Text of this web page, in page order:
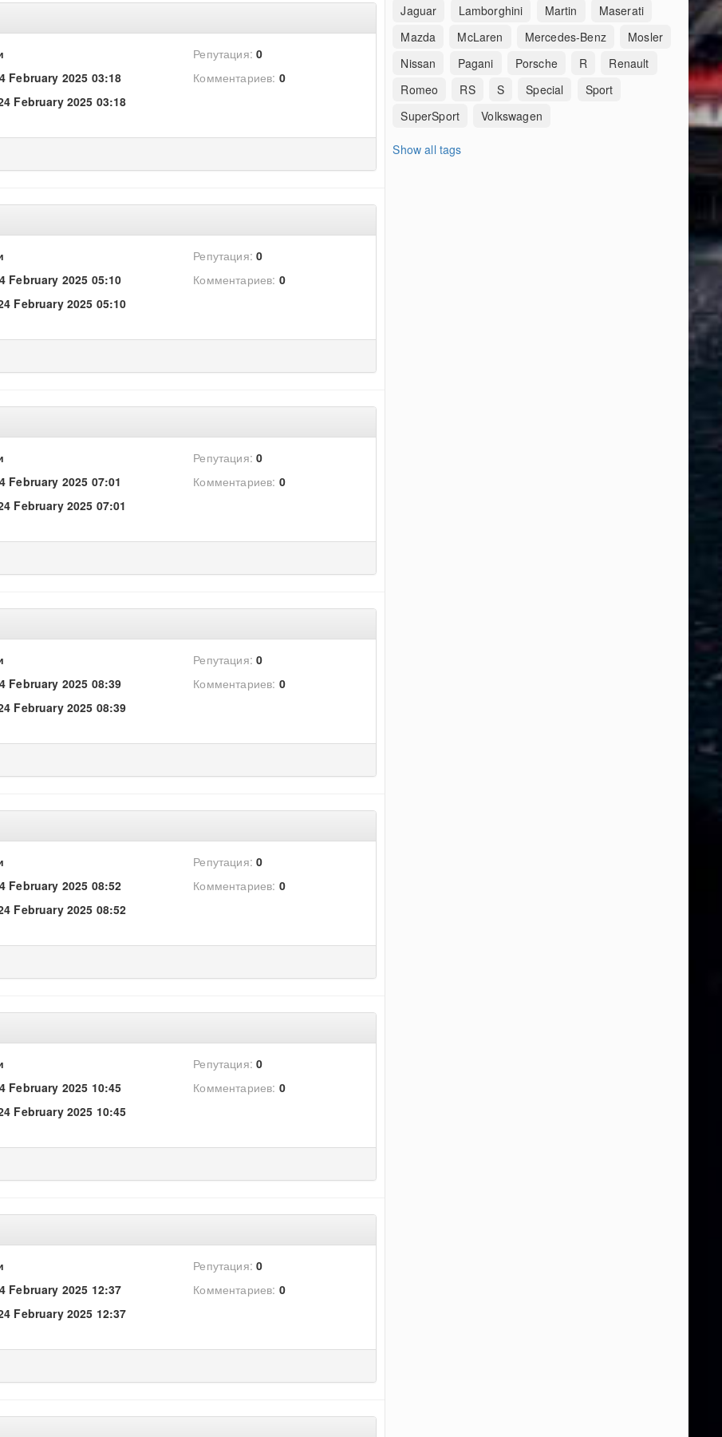
February 2025 03:18
February 2025 03:18
Репутация: 0
Комментариев: 0
February 2025 05:10
February 2025 05:10
Репутация: 0
Комментариев: 0
February 2025 07:01
February 2025 07:01
Репутация: 0
Комментариев: 0
February 2025 08:39
February 2025 08:39
Репутация: 0
Комментариев: 0
February 2025 08:52
February 2025 08:52
Репутация: 0
Комментариев: 0
February 2025 10:45
February 2025 10:45
Репутация: 0
Комментариев: 0
February 2025 12:37
February 2025 12:37
Репутация: 0
Комментариев: 0
Jaguar
Lamborghini Martin
Maserati
Mazda
McLaren Mercedes-Benz
Mosler
Nissan
Pagani Porsche R
Renault
Romeo
RS S Special
Sport
SuperSport
Volkswagen
Show all tags